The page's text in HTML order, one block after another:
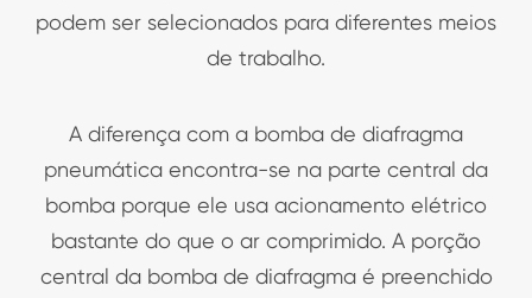
podem ser selecionados para diferentes meios
de trabalho.
A diferença com a bomba de diafragma
pneumática encontra-se na parte central da
bomba porque ele usa acionamento elétrico
bastante do que o ar comprimido. A porção
central da bomba de diafragma é preenchido